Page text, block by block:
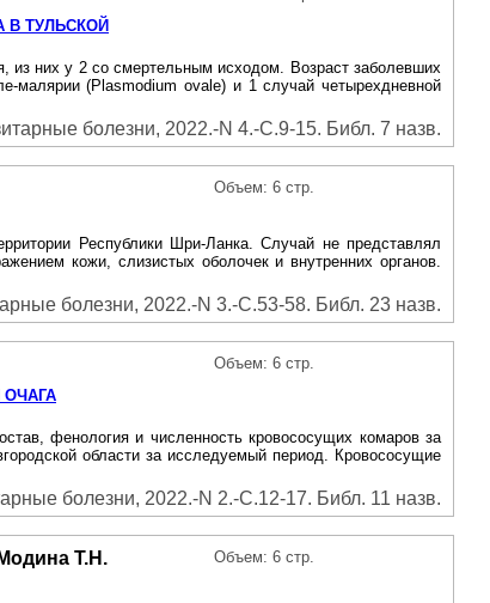
ТУЛЬСКОЙ
из них у 2 со смертельным исходом. Возраст заболевших
малярии (Plasmodium ovale) и 1 случай четырехдневной
болезни, 2022.-N 4.-С.9-15. Библ. 7 назв.
Объем: 6 стр.
Республики Шри-Ланка. Случай не представлял
кожи, слизистых оболочек и внутренних органов.
болезни, 2022.-N 3.-С.53-58. Библ. 23 назв.
Объем: 6 стр.
фенология и численность кровососущих комаров за
области за исследуемый период. Кровососущие
болезни, 2022.-N 2.-С.12-17. Библ. 11 назв.
Т.Н. Объем: 6 стр.